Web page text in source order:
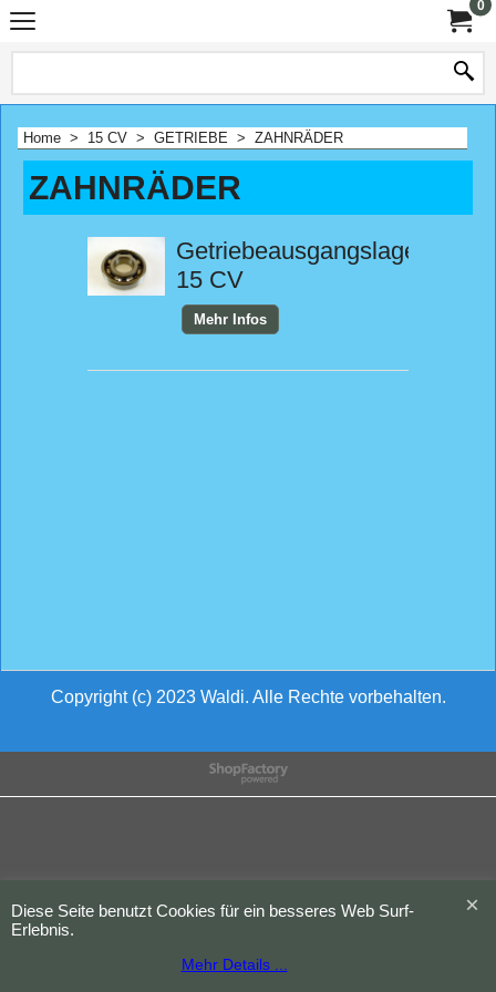
0
Home > 15 CV > GETRIEBE > ZAHNRÄDER
ZAHNRÄDER
Getriebeausgangslager
15 CV
Mehr Infos
Copyright (c) 2023 Waldi. Alle Rechte vorbehalten.
WebShop erstellt mit
ShopFactory Shop
Diese Seite benutzt Cookies für ein besseres Web Surf-
Erlebnis.
Mehr Details ...